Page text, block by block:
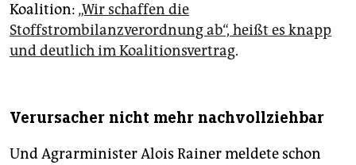
Koalition: „Wir schaffen die
Stoffstrombilanzverordnung ab“, heißt es knapp
und deutlich im Koalitionsvertrag.
Verursacher nicht mehr nachvollziehbar
Und Agrarminister Alois Rainer meldete schon